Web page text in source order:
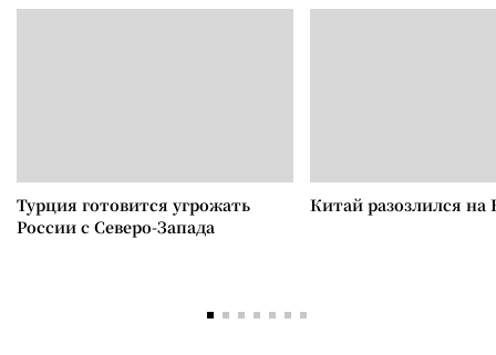
Турция готовится угрожать
России с Северо-Запада
Китай разозлился на